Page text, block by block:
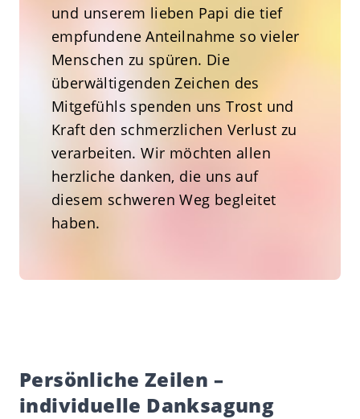
und unserem lieben Papi die tief
empfundene Anteilnahme so vieler
Menschen zu spüren. Die
überwältigenden Zeichen des
Mitgefühls spenden uns Trost und
Kraft den schmerzlichen Verlust zu
verarbeiten. Wir möchten allen
herzliche danken, die uns auf
diesem schweren Weg begleitet
haben.
Persönliche Zeilen –
individuelle Danksagung